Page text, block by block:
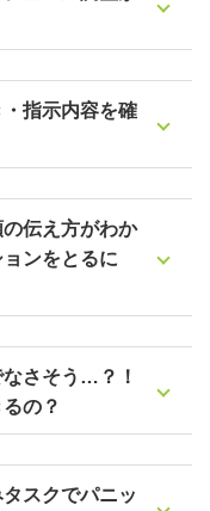
指示内容を確
伝え方がわか
ンをとるに
さそう…？！
の？
スクでパニッ